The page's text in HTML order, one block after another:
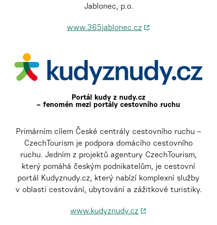
Jablonec, p.o.
www.365jablonec.cz
Portál kudy z nudy.cz
– fenomén mezi portály cestovního ruchu
Primárním cílem České centrály cestovního ruchu –
CzechTourism je podpora domácího cestovního
ruchu. Jedním z projektů agentury CzechTourism,
který pomáhá českým podnikatelům, je cestovní
portál Kudyznudy.cz, který nabízí komplexní služby
v oblasti cestování, ubytování a zážitkové turistiky.
www.kudyznudy.cz